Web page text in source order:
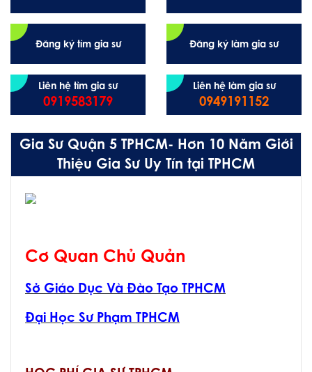
Đăng ký tìm gia sư
Liên hệ tìm gia sư
0919583179
Đăng ký làm gia sư
Liên hệ làm gia sư
0949191152
Gia Sư Quận 5 TPHCM- Hơn 10 Năm Giới
Thiệu Gia Sư Uy Tín tại TPHCM
Cơ Quan Chủ Quản
Sở Giáo Dục Và Đào Tạo TPHCM
Đại Học Sư Phạm TPHCM